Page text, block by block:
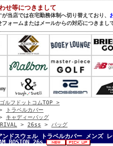
せ等につきまして
当店では在宅勤務体制へ切り替えており、
フォームまたはメールからの対応につきまし
ルフドットコムTOP >
トラベルカバー
キャディーバッグ
> 26ss > バッグ
ンドスウェル トラベルカバー メンズ
BOSTON 26s